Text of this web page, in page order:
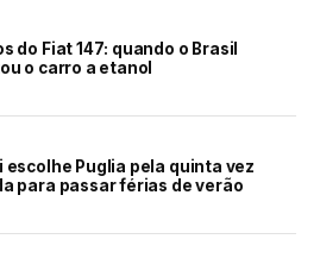
do Fiat 147: quando o Brasil
o carro a etanol
escolhe Puglia pela quinta vez
para passar férias de verão